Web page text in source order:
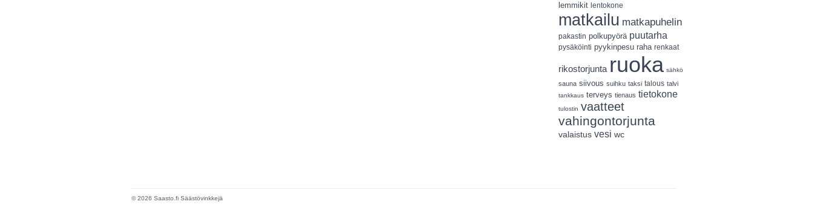
lemmikit lentokone
matkailu matkapuhelin
pakastin polkupyörä puutarha
pysäköinti pyykinpesu raha renkaat
rikostorjunta ruoka sähkö
sauna siivous suihku taksi talous talvi
tankkaus terveys tienaus tietokone
tulostin vaatteet
vahingontorjunta
valaistus vesi wc
© 2026 Saasto.fi Säästövinkkejä